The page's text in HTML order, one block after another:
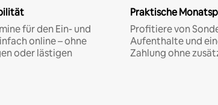
für den Ein- und
online – ohne
oder lästigen
Praktische
Profitiere von
Aufenthalte und
Zahlung ohne